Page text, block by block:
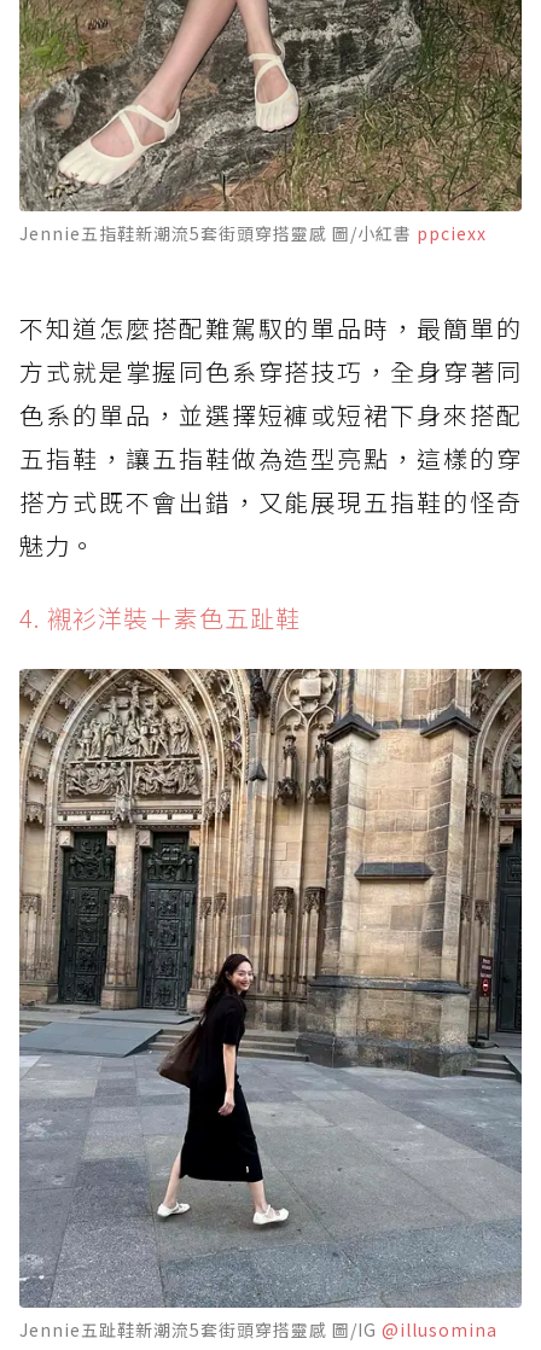
Jennie五指鞋新潮流5套街頭穿搭靈感 圖/小紅書 ppciexx
不知道怎麼搭配難駕馭的單品時，最簡單的
方式就是掌握同色系穿搭技巧，全身穿著同
色系的單品，並選擇短褲或短裙下身來搭配
五指鞋，讓五指鞋做為造型亮點，這樣的穿
搭方式既不會出錯，又能展現五指鞋的怪奇
魅力。
4. 襯衫洋裝＋素色五趾鞋
Jennie五趾鞋新潮流5套街頭穿搭靈感 圖/IG @illusomina